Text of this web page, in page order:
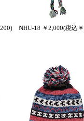
NHU-18 ￥2,000(税込